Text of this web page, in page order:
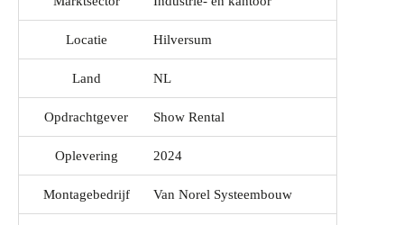
Locatie Hilversum
Land NL
Opdrachtgever Show Rental
Oplevering 2024
Montagebedrijf Van Norel Systeembouw